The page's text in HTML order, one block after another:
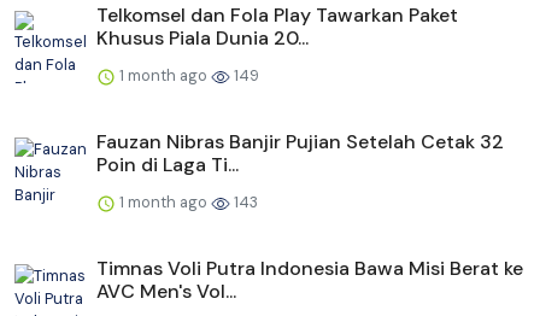
Telkomsel dan Fola Play Tawarkan Paket
Khusus Piala Dunia 20...
1 month ago 149
Fauzan Nibras Banjir Pujian Setelah Cetak 32
Poin di Laga Ti...
1 month ago 143
Timnas Voli Putra Indonesia Bawa Misi Berat ke
AVC Men's Vol...